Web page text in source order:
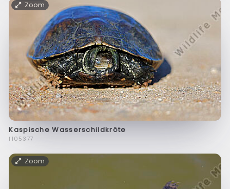
Zoom
Kaspische Wasserschildkröte
f105377
Zoom